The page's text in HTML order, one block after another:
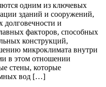
одним из ключевых
зданий и сооружений,
долговечности и
факторов, способных
конструкций,
микроклимата внутри
в этом отношении
стены, которые
вод […]